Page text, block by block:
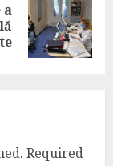
a
Required